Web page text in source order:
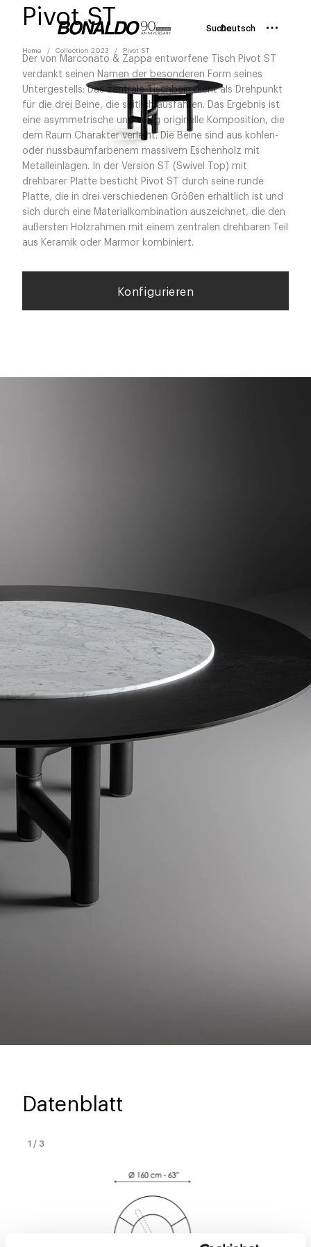
SucheDeutsch
Home Collection 2023 Pivot ST
Pivot ST
Der von Marconato & Zappa entworfene Tisch Pivot ST
verdankt seinen Namen der besonderen Form seines
Untergestells: Das zentrale Tischbein dient als Drehpunkt
für die drei Beine, die seitlich ausfahren. Das Ergebnis ist
eine asymmetrische und völlig originelle Komposition, die
dem Raum Charakter verleiht. Die Beine sind aus kohlen-
oder nussbaumfarbenem massivem Eschenholz mit
Metalleinlagen. In der Version ST (Swivel Top) mit
drehbarer Platte besticht Pivot ST durch seine runde
Platte, die in drei verschiedenen Größen erhältlich ist und
sich durch eine Materialkombination auszeichnet, die den
äußersten Holzrahmen mit einem zentralen drehbaren Teil
aus Keramik oder Marmor kombiniert.
Konfigurieren
Datenblatt
1 /3